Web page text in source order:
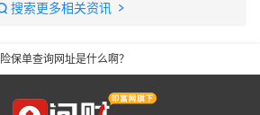
搜索更多相关资讯
保单查询网址是什么啊？